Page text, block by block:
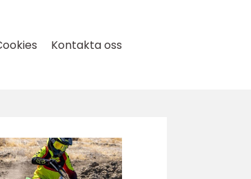
Kontakta oss